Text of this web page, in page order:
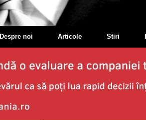
Despre noi Articole Stiri